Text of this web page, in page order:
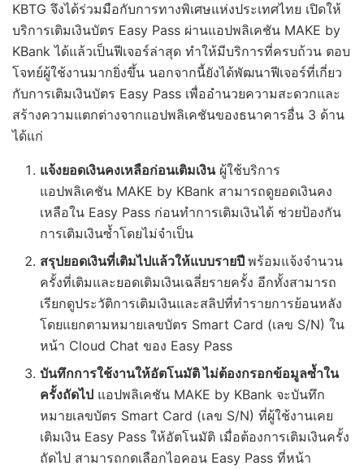
KBTG จึงได้ร่วมมือกับการทางพิเศษแห่งประเทศไทย เปิดให้
บริการเติมเงินบัตร Easy Pass ผ่านแอปพลิเคชัน MAKE by
KBank ได้แล้วเป็นฟีเจอร์ล่าสุด ทำให้มีบริการที่ครบถ้วน ตอบ
โจทย์ผู้ใช้งานมากยิ่งขึ้น นอกจากนี้ยังได้พัฒนาฟีเจอร์ที่เกี่ยว
กับการเติมเงินบัตร Easy Pass เพื่ออำนวยความสะดวกและ
สร้างความแตกต่างจากแอปพลิเคชันของธนาคารอื่น 3 ด้าน
ได้แก่
แจ้งยอดเงินคงเหลือก่อนเติมเงินผู้ใช้บริการ
แอปพลิเคชัน MAKE by KBank สามารถดูยอดเงินคง
เหลือใน Easy Pass ก่อนทำการเติมเงินได้ ช่วยป้องกัน
การเติมเงินซ้ำโดยไม่จำเป็น
สรุปยอดเงินที่เติมไปแล้วให้แบบรายปีพร้อมแจ้งจำนวน
ครั้งที่เติมและยอดเติมเงินเฉลี่ยรายครั้ง อีกทั้งสามารถ
เรียกดูประวัติการเติมเงินและสลิปที่ทำรายการย้อนหลัง
โดยแยกตามหมายเลขบัตร Smart Card (เลข S/N) ใน
หน้า Cloud Chat ของ Easy Pass
บันทึกการใช้งานให้อัตโนมัติ ไม่ต้องกรอกข้อมูลซ้ำใน
ครั้งถัดไป แอปพลิเคชัน MAKE by KBank จะบันทึก
หมายเลขบัตร Smart Card (เลข S/N) ที่ผู้ใช้งานเคย
เติมเงิน Easy Pass ให้อัตโนมัติ เมื่อต้องการเติมเงินครั้ง
ถัดไป สามารถกดเลือกไอคอน Easy Pass ที่หน้า